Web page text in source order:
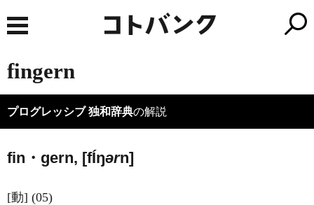
fingern
プログレッシブ 独和辞典の解説
fin・gern, [fÍŋərn]
[動] (05)